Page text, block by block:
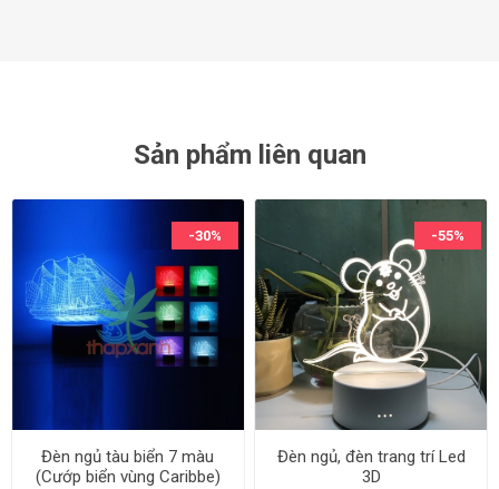
Sản phẩm liên quan
-30%
Đèn ngủ tàu biển 7 màu
(Cướp biển vùng Caribbe)
-55%
Đèn ngủ, đèn trang trí Led
3D